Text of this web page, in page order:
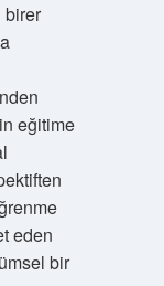
birer
eğitime
eden
bir